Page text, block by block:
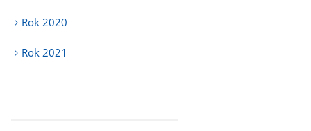
Rok 2020
Rok 2021